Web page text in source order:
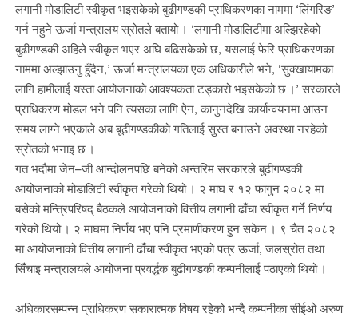
लगानी मोडालिटी स्वीकृत भइसकेको बुढीगण्डकी प्राधिकरणका नाममा ‘लिंगरिङ’
गर्न नहुने ऊर्जा मन्त्रालय स्रोतले बतायो । ‘लगानी मोडालिटीमा अल्झिरहेको
बुढीगण्डकी अहिले स्वीकृत भएर अघि बढिसकेको छ, यसलाई फेरि प्राधिकरणका
नाममा अल्झाउनु हुँदैन,’ ऊर्जा मन्त्रालयका एक अधिकारीले भने, ‘सुक्खायामका
लागि हामीलाई यस्ता आयोजनाको आवश्यकता टड्कारो भइसकेको छ ।’ सरकारले
प्राधिकरण मोडल भने पनि त्यसका लागि ऐन, कानुनदेखि कार्यान्वयनमा आउन
समय लाग्ने भएकाले अब बूढीगण्डकीको गतिलाई सुस्त बनाउने अवस्था नरहेको
स्रोतको भनाइ छ ।
गत भदौमा जेन–जी आन्दोलनपछि बनेको अन्तरिम सरकारले बुढीगण्डकी
आयोजनाको मोडालिटी स्वीकृत गरेको थियो । २ माघ र १२ फागुन २०८२ मा
बसेको मन्त्रिपरिषद् बैठकले आयोजनाको वित्तीय लगानी ढाँचा स्वीकृत गर्ने निर्णय
गरेको थियो । २ माघमा निर्णय भए पनि प्रमाणीकरण हुन सकेन । ९ चैत २०८२
मा आयोजनाको वित्तीय लगानी ढाँचा स्वीकृत भएको पत्र ऊर्जा, जलस्रोत तथा
सिँचाइ मन्त्रालयले आयोजना प्रवर्द्धक बुढीगण्डकी कम्पनीलाई पठाएको थियो ।
अधिकारसम्पन्न प्राधिकरण सकारात्मक विषय रहेको भन्दै कम्पनीका सीईओ अरुण